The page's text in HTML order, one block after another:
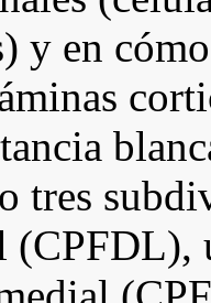
y en
tres